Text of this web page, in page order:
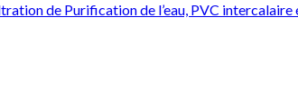
de Purification de l’eau, PVC